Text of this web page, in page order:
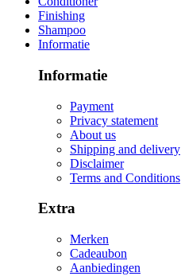
Finishing
Shampoo
Informatie
Informatie
Payment
Privacy statement
About us
Shipping and delivery
Disclaimer
Terms and Conditions
Extra
Merken
Cadeaubon
Aanbiedingen